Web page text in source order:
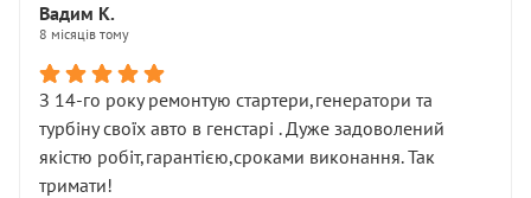
Вадим К.
8 місяців тому
З 14-го року ремонтую стартери,генератори та
турбіну своїх авто в генстарі . Дуже задоволений
якістю робіт,гарантією,сроками виконання. Так
тримати!